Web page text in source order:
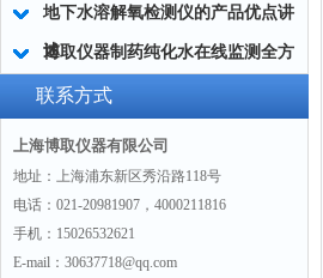
地下水溶解氧检测仪的产品优点讲
述
博取仪器制药纯化水在线监测全方
案：pH + 电导率 + TOC 协同控制
联系方式
上海博取仪器有限公司
地址：上海浦东新区秀沿路118号
电话：021-20981907，4000211816
手机：15026532621
E-mail：30637718@qq.com